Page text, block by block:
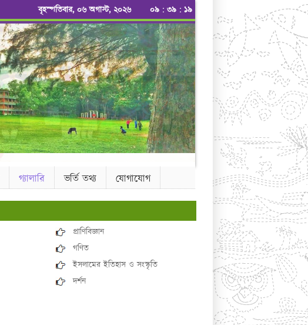
বৃহস্পতিবার, ০৬ অগাস্ট, ২০২৬ ০৯ : ৩৯ : ১৯
গ্যালারি ভর্তি তথ্য যোগাযোগ
প্রাণিবিজ্ঞান
গণিত
ইসলামের ইতিহাস ও সংস্কৃতি
দর্শন